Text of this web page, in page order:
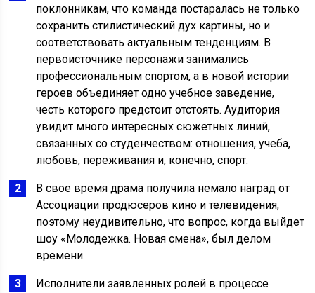
поклонникам, что команда постаралась не только
сохранить стилистический дух картины, но и
соответствовать актуальным тенденциям. В
первоисточнике персонажи занимались
профессиональным спортом, а в новой истории
героев объединяет одно учебное заведение,
честь которого предстоит отстоять. Аудитория
увидит много интересных сюжетных линий,
связанных со студенчеством: отношения, учеба,
любовь, переживания и, конечно, спорт.
В свое время драма получила немало наград от
Ассоциации продюсеров кино и телевидения,
поэтому неудивительно, что вопрос, когда выйдет
шоу «Молодежка. Новая смена», был делом
времени.
Исполнители заявленных ролей в процессе